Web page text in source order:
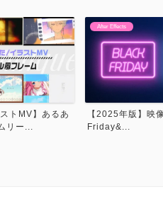
・CG関連Black
After Effects
【プリセット】
トMVでよく見る